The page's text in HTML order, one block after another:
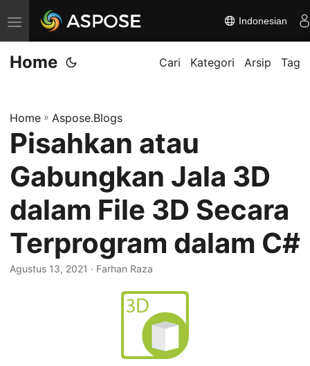
A
l
i
a
n
a
i
g
a
s
Indonesian
Home Cari Kategori Arsip Tag
Home » Aspose.Blogs
Pisahkan atau
Gabungkan Jala 3D
dalam File 3D Secara
Terprogram dalam C#
Agustus 13, 2021 · Farhan Raza